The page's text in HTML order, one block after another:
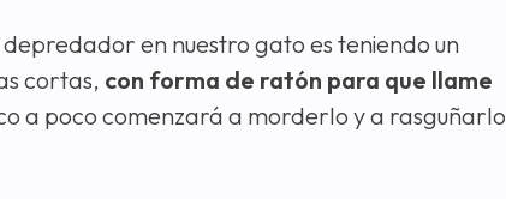
en nuestro gato es teniendo un
cortas, con forma de ratón para que llame
a poco comenzará a morderlo y a rasguñarlo